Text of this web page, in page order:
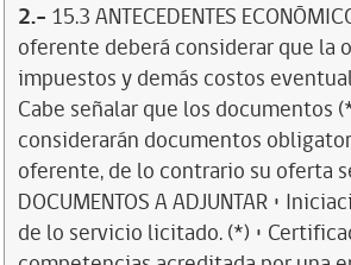
2.- 15.3 ANTECEDENTES
oferente deberá considerar que la
impuestos y demás costos
Cabe señalar que los documentos
considerarán documentos
oferente, de lo contrario su oferta
DOCUMENTOS A ADJUNTAR •
de lo servicio licitado. (*) •